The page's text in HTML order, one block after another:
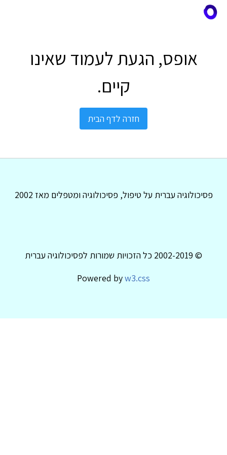
אופס, הגעת לעמוד שאינו
קיים.
חזרה לדף הבית
פסיכולוגיה עברית על טיפול, פסיכולוגיה ומטפלים מאז 2002
© 2002-2019 כל הזכויות שמורות לפסיכולוגיה עברית
Powered byw3.css